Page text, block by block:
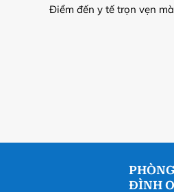
Điểm đến y tế trọn vẹn
ĐÌNH